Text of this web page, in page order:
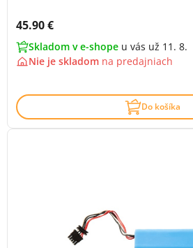
Cena s DPH:
45.90 €
Skladom v e-shope u vás už 11. 8.
Nie je skladom na predajniach
Do košíka